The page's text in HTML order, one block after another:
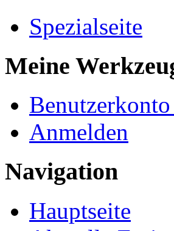
Spezialseite
Meine
Anmelden
Navigation
Hauptseite